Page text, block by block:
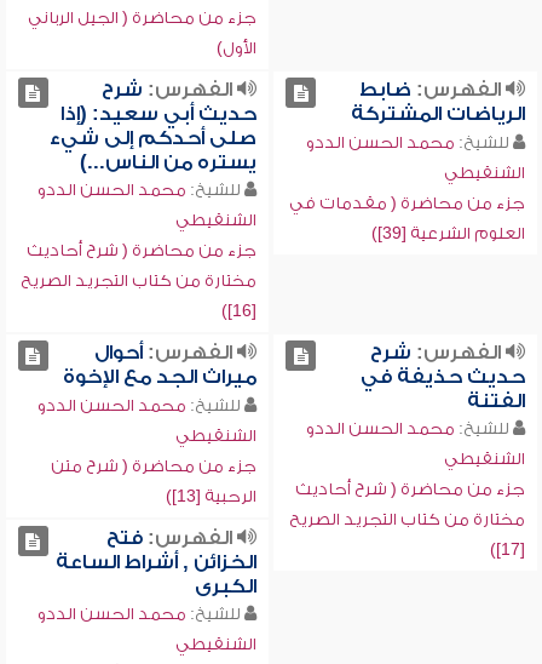
جزء من محاضرة ( الجيل الرباني
الأول)
الفهرس: ضابط
الرياضات المشتركة
للشيخ: محمد الحسن الددو
الشنقيطي
جزء من محاضرة ( مقدمات في
العلوم الشرعية [39])
الفهرس: شرح
حديث أبي سعيد: (إذا
صلى أحدكم إلى شيء
يستره من الناس...)
للشيخ: محمد الحسن الددو
الشنقيطي
جزء من محاضرة ( شرح أحاديث
مختارة من كتاب التجريد الصريح
[16])
الفهرس: شرح
حديث حذيفة في
الفتنة
للشيخ: محمد الحسن الددو
الشنقيطي
جزء من محاضرة ( شرح أحاديث
مختارة من كتاب التجريد الصريح
[17])
الفهرس:أحوال
ميراث الجد مع الإخوة
للشيخ: محمد الحسن الددو
الشنقيطي
جزء من محاضرة ( شرح متن
الرحبية [13])
الفهرس:فتح
الخزائن , أشراط الساعة
الكبرى
للشيخ: محمد الحسن الددو
الشنقيطي